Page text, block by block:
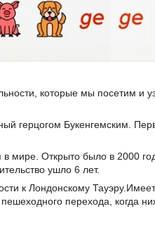
которые мы посетим и
герцогом Букенгемским.
мире. Открыто было в 2000
ушло 6 лет.
к Лондонскому
перехода, когда